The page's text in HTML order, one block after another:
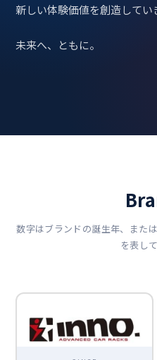
新しい体験価値を創造してい
未来へ、ともに。
数字はブランドの誕生年、また
を表し